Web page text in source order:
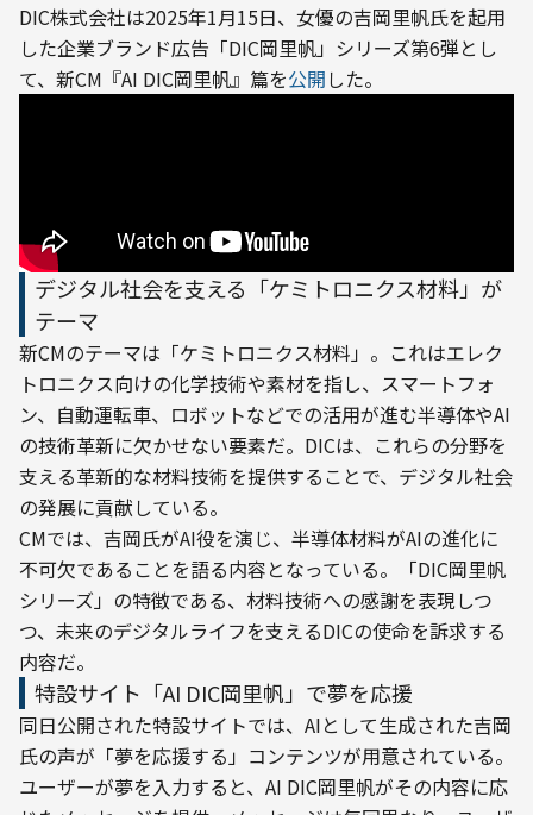
DIC株式会社は2025年1月15日、女優の吉岡里帆氏を起用
した企業ブランド広告「DIC岡里帆」シリーズ第6弾とし
て、新CM『AI DIC岡里帆』篇を公開した。
デジタル社会を支える「ケミトロニクス材料」が
テーマ
新CMのテーマは「ケミトロニクス材料」。これはエレク
トロニクス向けの化学技術や素材を指し、スマートフォ
ン、自動運転車、ロボットなどでの活用が進む半導体やAI
の技術革新に欠かせない要素だ。DICは、これらの分野を
支える革新的な材料技術を提供することで、デジタル社会
の発展に貢献している。
CMでは、吉岡氏がAI役を演じ、半導体材料がAIの進化に
不可欠であることを語る内容となっている。「DIC岡里帆
シリーズ」の特徴である、材料技術への感謝を表現しつ
つ、未来のデジタルライフを支えるDICの使命を訴求する
内容だ。
特設サイト「AI DIC岡里帆」で夢を応援
同日公開された特設サイトでは、AIとして生成された吉岡
氏の声が「夢を応援する」コンテンツが用意されている。
ユーザーが夢を入力すると、AI DIC岡里帆がその内容に応